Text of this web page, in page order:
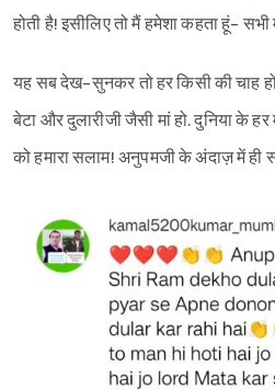
होती है! इसीलिए तो मैं हमेशा कहता हूं-
यह सब देख-सुनकर तो हर किसी की चाह
बेटा और दुलारीजी जैसी मां हो. दुनिया के
को हमारा सलाम! अनुपमजी के अंदाज़ में ही